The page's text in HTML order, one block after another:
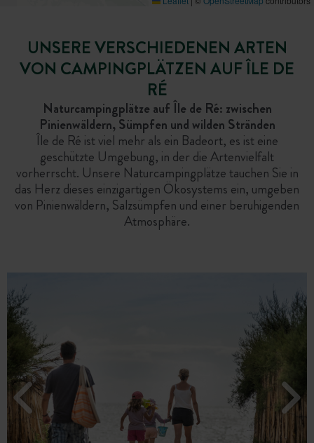
UNSERE VERSCHIEDENEN ARTEN
VON CAMPINGPLÄTZEN AUF ÎLE DE
RÉ
Naturcampingplätze auf Île de Ré: zwischen
Pinienwäldern, Sümpfen und wilden Stränden
Île de Ré ist viel mehr als ein Badeort, es ist eine
geschützte Umgebung, in der die Artenvielfalt
vorherrscht. Unsere Naturcampingplätze tauchen Sie in
das Herz dieses einzigartigen Ökosystems ein, umgeben
von Pinienwäldern, Salzsümpfen und einer beruhigenden
Atmosphäre.